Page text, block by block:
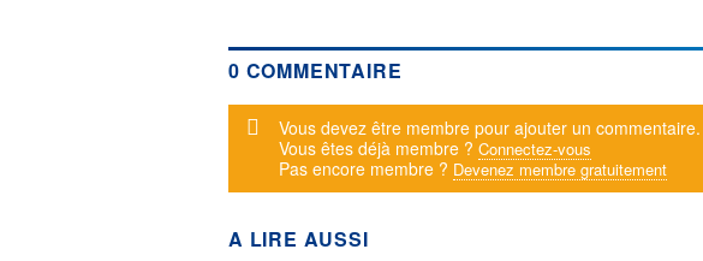
0 COMMENTAIRE
Message d'alerte
Vous devez être membre pour ajouter un commentaire.
Vous êtes déjà membre ? Connectez-vous
Pas encore membre ? Devenez membre gratuitement
A LIRE AUSSI